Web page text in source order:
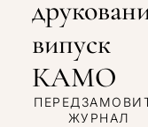
випуск
КАМО
ЖУРНАЛ